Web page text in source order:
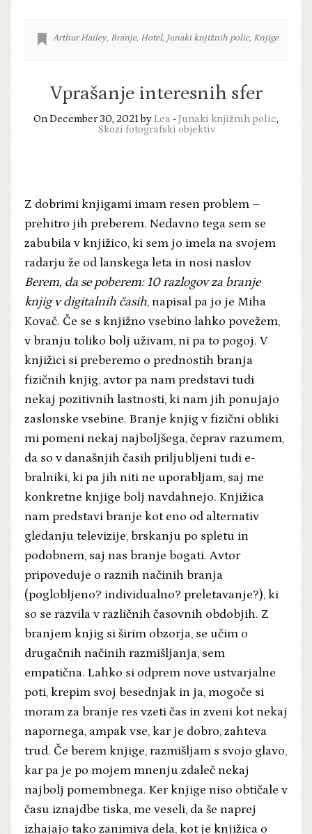
Arthur Hailey, Branje, Hotel, Junaki knjižnih polic, Knjige
Vprašanje interesnih sfer
On December 30, 2021 by Lea - Junaki knjižnih polic,
Skozi fotografski objektiv
Z dobrimi knjigami imam resen problem –
prehitro jih preberem. Nedavno tega sem se
zabubila v knjižico, ki sem jo imela na svojem
radarju že od lanskega leta in nosi naslov
Berem, da se poberem: 10 razlogov za branje
knjig v digitalnih časih, napisal pa jo je Miha
Kovač. Če se s knjižno vsebino lahko povežem,
v branju toliko bolj uživam, ni pa to pogoj. V
knjižici si preberemo o prednostih branja
fizičnih knjig, avtor pa nam predstavi tudi
nekaj pozitivnih lastnosti, ki nam jih ponujajo
zaslonske vsebine. Branje knjig v fizični obliki
mi pomeni nekaj najboljšega, čeprav razumem,
da so v današnjih časih priljubljeni tudi e-
bralniki, ki pa jih niti ne uporabljam, saj me
konkretne knjige bolj navdahnejo. Knjižica
nam predstavi branje kot eno od alternativ
gledanju televizije, brskanju po spletu in
podobnem, saj nas branje bogati. Avtor
pripoveduje o raznih načinih branja
(poglobljeno? individualno? preletavanje?), ki
so se razvila v različnih časovnih obdobjih. Z
branjem knjig si širim obzorja, se učim o
drugačnih načinih razmišljanja, sem
empatična. Lahko si odprem nove ustvarjalne
poti, krepim svoj besednjak in ja, mogoče si
moram za branje res vzeti čas in zveni kot nekaj
napornega, ampak vse, kar je dobro, zahteva
trud. Če berem knjige, razmišljam s svojo glavo,
kar pa je po mojem mnenju zdaleč nekaj
najbolj pomembnega. Ker knjige niso obtičale v
času iznajdbe tiska, me veseli, da še naprej
izhajajo tako zanimiva dela, kot je knjižica o